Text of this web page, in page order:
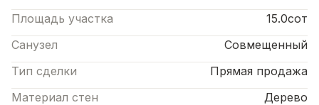
Площадь участка
15.0сот
Санузел
Совмещенный
Тип сделки
Прямая продажа
Материал стен
Дерево